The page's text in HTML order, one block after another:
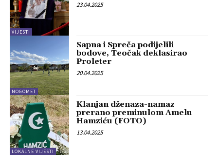
VIJESTI
23.04.2025
NOGOMET
Sapna i Spreča podijelili
bodove, Teočak deklasirao
Proleter
20.04.2025
LOKALNE VIJESTI
Klanjan dženaza-namaz
prerano preminulom Amelu
Hamziću (FOTO)
13.04.2025